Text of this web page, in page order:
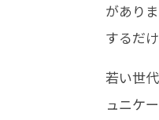
があり
するだ
若い世
ュニケ